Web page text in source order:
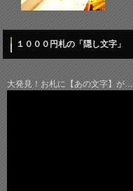
１０００円札の「隠し文字」
大発見！お札に【あの文字】が…